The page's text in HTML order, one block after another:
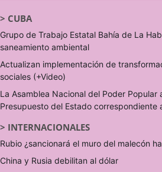
> CUBA
Grupo de Trabajo Estatal Bahía de La
saneamiento ambiental
Actualizan implementación de
sociales (+Video)
La Asamblea Nacional del Poder
Presupuesto del Estado correspondiente
> INTERNACIONALES
Rubio ¿sancionará el muro del malecón
China y Rusia debilitan al dólar